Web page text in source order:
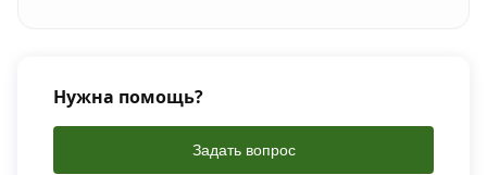
Нужна помощь?
Задать вопрос